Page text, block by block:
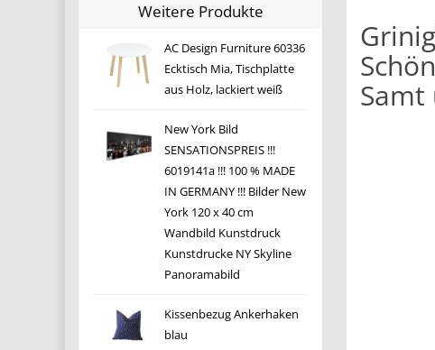
Weitere Produkte
AC Design Furniture 60336
Ecktisch Mia, Tischplatte
aus Holz, lackiert weiß
New York Bild
SENSATIONSPREIS !!!
6019141a !!! 100 % MADE
IN GERMANY !!! Bilder New
York 120 x 40 cm
Wandbild Kunstdruck
Kunstdrucke NY Skyline
Panoramabild
Kissenbezug Ankerhaken
blau
Samt